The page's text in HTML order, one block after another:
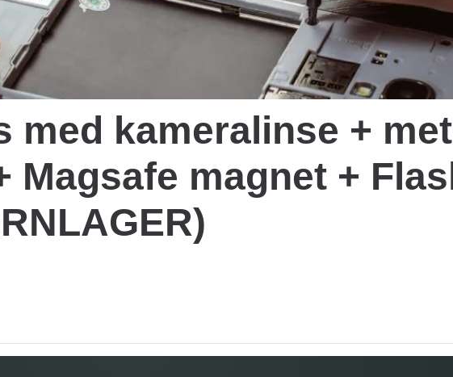
med kameralinse +
Magsafe magnet +